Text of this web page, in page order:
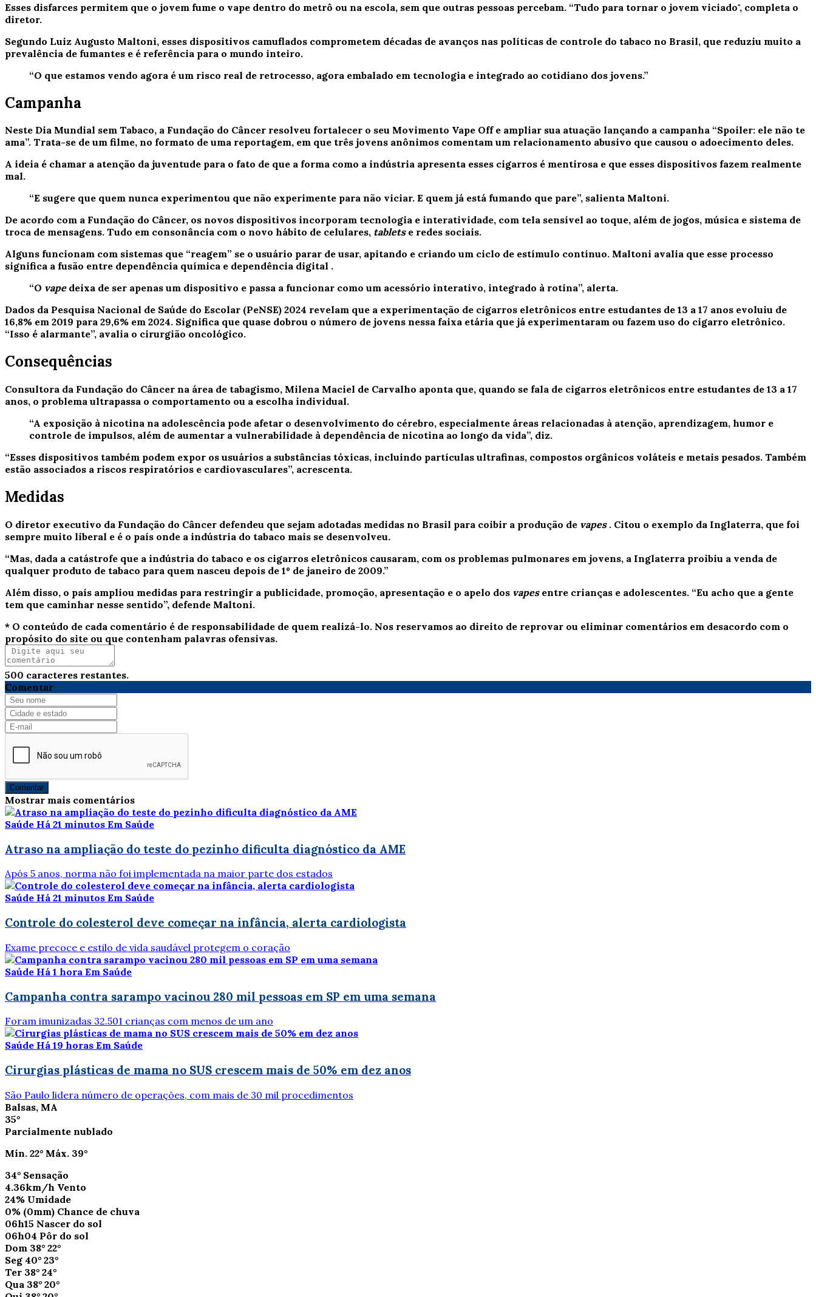
Esses disfarces permitem que o jovem fume o vape dentro do metrô ou na escola, sem que outras pessoas percebam. “Tudo para tornar o jovem viciado", completa o
diretor.
Segundo Luiz Augusto Maltoni, esses dispositivos camuflados comprometem décadas de avanços nas políticas de controle do tabaco no Brasil, que reduziu muito a
prevalência de fumantes e é referência para o mundo inteiro.
“O que estamos vendo agora é um risco real de retrocesso, agora embalado em tecnologia e integrado ao cotidiano dos jovens.”
Campanha
Neste Dia Mundial sem Tabaco, a Fundação do Câncer resolveu fortalecer o seu Movimento Vape Off e ampliar sua atuação lançando a campanha “Spoiler: ele não te
ama”. Trata-se de um filme, no formato de uma reportagem, em que três jovens anônimos comentam um relacionamento abusivo que causou o adoecimento deles.
A ideia é chamar a atenção da juventude para o fato de que a forma como a indústria apresenta esses cigarros é mentirosa e que esses dispositivos fazem realmente
mal.
“E sugere que quem nunca experimentou que não experimente para não viciar. E quem já está fumando que pare”, salienta Maltoni.
De acordo com a Fundação do Câncer, os novos dispositivos incorporam tecnologia e interatividade, com tela sensível ao toque, além de jogos, música e sistema de
troca de mensagens. Tudo em consonância com o novo hábito de celulares, tabletse redes sociais.
Alguns funcionam com sistemas que “reagem” se o usuário parar de usar, apitando e criando um ciclo de estímulo contínuo. Maltoni avalia que esse processo
significa a fusão entre dependência química e dependência digital .
“O vapedeixa de ser apenas um dispositivo e passa a funcionar como um acessório interativo, integrado à rotina”, alerta.
Dados da Pesquisa Nacional de Saúde do Escolar (PeNSE) 2024 revelam que a experimentação de cigarros eletrônicos entre estudantes de 13 a 17 anos evoluiu de
16,8% em 2019 para 29,6% em 2024. Significa que quase dobrou o número de jovens nessa faixa etária que já experimentaram ou fazem uso do cigarro eletrônico.
“Isso é alarmante”, avalia o cirurgião oncológico.
Consequências
Consultora da Fundação do Câncer na área de tabagismo, Milena Maciel de Carvalho aponta que, quando se fala de cigarros eletrônicos entre estudantes de 13 a 17
anos, o problema ultrapassa o comportamento ou a escolha individual.
“A exposição à nicotina na adolescência pode afetar o desenvolvimento do cérebro, especialmente áreas relacionadas à atenção, aprendizagem, humor e
controle de impulsos, além de aumentar a vulnerabilidade à dependência de nicotina ao longo da vida”, diz.
“Esses dispositivos também podem expor os usuários a substâncias tóxicas, incluindo partículas ultrafinas, compostos orgânicos voláteis e metais pesados. Também
estão associados a riscos respiratórios e cardiovasculares”, acrescenta.
Medidas
O diretor executivo da Fundação do Câncer defendeu que sejam adotadas medidas no Brasil para coibir a produção de vapes. Citou o exemplo da Inglaterra, que foi
sempre muito liberal e é o país onde a indústria do tabaco mais se desenvolveu.
“Mas, dada a catástrofe que a indústria do tabaco e os cigarros eletrônicos causaram, com os problemas pulmonares em jovens, a Inglaterra proibiu a venda de
qualquer produto de tabaco para quem nasceu depois de 1º de janeiro de 2009.”
Além disso, o país ampliou medidas para restringir a publicidade, promoção, apresentação e o apelo dos vapesentre crianças e adolescentes. “Eu acho que a gente
tem que caminhar nesse sentido”, defende Maltoni.
* O conteúdo de cada comentário é de responsabilidade de quem realizá-lo. Nos reservamos ao direito de reprovar ou eliminar comentários em desacordo com o
propósito do site ou que contenham palavras ofensivas.
500 caracteres restantes.
Comentar
Comentar
Mostrar mais comentários
Saúde Há 21 minutos Em Saúde
Atraso na ampliação do teste do pezinho dificulta diagnóstico da AME
Após 5 anos, norma não foi implementada na maior parte dos estados
Saúde Há 21 minutos Em Saúde
Controle do colesterol deve começar na infância, alerta cardiologista
Exame precoce e estilo de vida saudável protegem o coração
Saúde Há 1 hora Em Saúde
Campanha contra sarampo vacinou 280 mil pessoas em SP em uma semana
Foram imunizadas 32.501 crianças com menos de um ano
Saúde Há 19 horas Em Saúde
Cirurgias plásticas de mama no SUS crescem mais de 50% em dez anos
São Paulo lidera número de operações, com mais de 30 mil procedimentos
Balsas, MA
35°
Parcialmente nublado
Mín. 22° Máx. 39°
34° Sensação
4.36km/h Vento
24% Umidade
0% (0mm) Chance de chuva
06h15 Nascer do sol
06h04 Pôr do sol
Dom 38° 22°
Seg 40° 23°
Ter 38° 24°
Qua 38° 20°